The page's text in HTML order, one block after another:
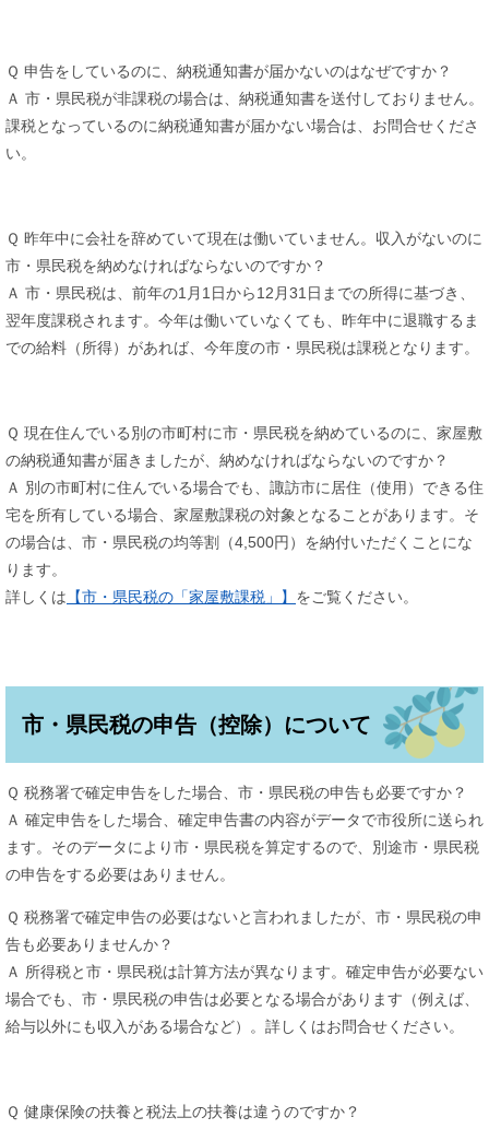
Ｑ 申告をしているのに、納税通知書が届かないのはなぜですか？
Ａ 市・県民税が非課税の場合は、納税通知書を送付しておりません。
課税となっているのに納税通知書が届かない場合は、お問合せくださ
い。
Ｑ 昨年中に会社を辞めていて現在は働いていません。収入がないのに
市・県民税を納めなければならないのですか？
Ａ 市・県民税は、前年の1月1日から12月31日までの所得に基づき、
翌年度課税されます。今年は働いていなくても、昨年中に退職するま
での給料（所得）があれば、今年度の市・県民税は課税となります。
Ｑ 現在住んでいる別の市町村に市・県民税を納めているのに、家屋敷
の納税通知書が届きましたが、納めなければならないのですか？
Ａ 別の市町村に住んでいる場合でも、諏訪市に居住（使用）できる住
宅を所有している場合、家屋敷課税の対象となることがあります。そ
の場合は、市・県民税の均等割（4,500円）を納付いただくことにな
ります。
詳しくは 【市・県民税の「家屋敷課税」】 をご覧ください。
市・県民税の申告（控除）について
Ｑ 税務署で確定申告をした場合、市・県民税の申告も必要ですか？
Ａ 確定申告をした場合、確定申告書の内容がデータで市役所に送られ
ます。そのデータにより市・県民税を算定するので、別途市・県民税
の申告をする必要はありません。
Ｑ 税務署で確定申告の必要はないと言われましたが、市・県民税の申
告も必要ありませんか？
Ａ 所得税と市・県民税は計算方法が異なります。確定申告が必要ない
場合でも、市・県民税の申告は必要となる場合があります（例えば、
給与以外にも収入がある場合など）。詳しくはお問合せください。
Ｑ 健康保険の扶養と税法上の扶養は違うのですか？